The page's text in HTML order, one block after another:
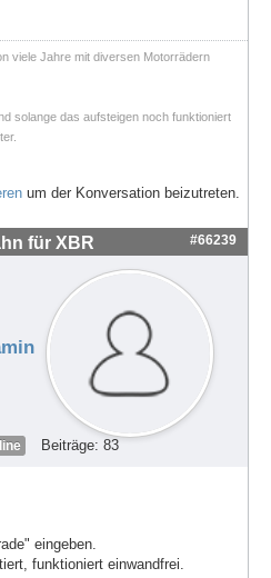
viele Jahre mit diversen Motorrädern
solange das aufsteigen noch funktioniert
um der Konversation beizutreten.
für XBR #66239
Beiträge: 83
eingeben.
funktioniert einwandfrei.